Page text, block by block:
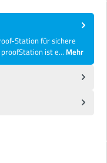
Station für sichere
proofStation ist e… Mehr